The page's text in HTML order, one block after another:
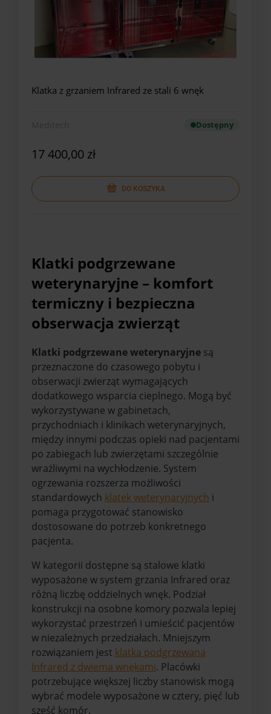
Klatka z grzaniem Infrared ze stali 6 wnęk
Dostępny
17 400,00 zł
DO KOSZYKA
Klatki podgrzewane
weterynaryjne – komfort
termiczny i bezpieczna
obserwacja zwierząt
Klatki podgrzewane weterynaryjne są
przeznaczone do czasowego pobytu i
obserwacji zwierząt wymagających
dodatkowego wsparcia cieplnego. Mogą być
wykorzystywane w gabinetach,
przychodniach i klinikach weterynaryjnych,
między innymi podczas opieki nad pacjentami
po zabiegach lub zwierzętami szczególnie
wrażliwymi na wychłodzenie. System
ogrzewania rozszerza możliwości
standardowych klatek weterynaryjnych i
pomaga przygotować stanowisko
dostosowane do potrzeb konkretnego
pacjenta.
W kategorii dostępne są stalowe klatki
wyposażone w system grzania Infrared oraz
różną liczbę oddzielnych wnęk. Podział
konstrukcji na osobne komory pozwala lepiej
wykorzystać przestrzeń i umieścić pacjentów
w niezależnych przedziałach. Mniejszym
rozwiązaniem jest klatka podgrzewana
Infrared z dwiema wnękami. Placówki
potrzebujące większej liczby stanowisk mogą
wybrać modele wyposażone w cztery, pięć lub
sześć komór.